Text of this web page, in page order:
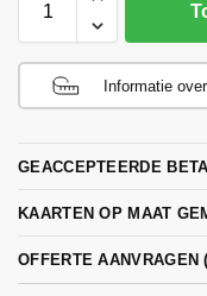
Informatie
GEACCEPTEERDE
KAARTEN OP MAAT
OFFERTE AANVRAGEN